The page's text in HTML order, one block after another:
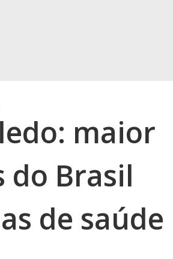
maior
do Brasil
de saúde